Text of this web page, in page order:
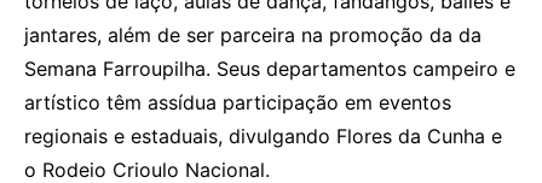
jantares, além de ser parceira na promoção da da
Semana Farroupilha. Seus departamentos campeiro e
artístico têm assídua participação em eventos
regionais e estaduais, divulgando Flores da Cunha e
o Rodeio Crioulo Nacional.